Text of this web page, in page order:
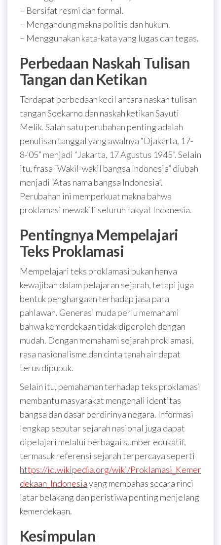
– Bersifat resmi dan formal.
– Mengandung makna politis dan hukum.
– Menggunakan kata-kata yang lugas dan tegas.
Perbedaan Naskah Tulisan
Tangan dan Ketikan
Terdapat perbedaan kecil antara naskah tulisan
tangan Soekarno dan naskah ketikan Sayuti
Melik. Salah satu perubahan penting adalah
penulisan tanggal yang awalnya “Djakarta, 17-
8-’05” menjadi “Jakarta, 17 Agustus 1945”. Selain
itu, frasa “Wakil-wakil bangsa Indonesia” diubah
menjadi “Atas nama bangsa Indonesia”.
Perubahan ini memperkuat makna bahwa
proklamasi mewakili seluruh rakyat Indonesia.
Pentingnya Mempelajari
Teks Proklamasi
Mempelajari teks proklamasi bukan hanya
kewajiban dalam pelajaran sejarah, tetapi juga
bentuk penghargaan terhadap jasa para
pahlawan. Generasi muda perlu memahami
bahwa kemerdekaan tidak diperoleh dengan
mudah. Dengan memahami sejarah proklamasi,
rasa nasionalisme dan cinta tanah air dapat
terus dipupuk.
Selain itu, pemahaman terhadap teks proklamasi
membantu masyarakat mengenali identitas
bangsa dan dasar berdirinya negara. Informasi
lengkap seputar sejarah nasional juga dapat
dipelajari melalui berbagai sumber edukatif,
termasuk referensi sejarah terpercaya seperti
https://id.wikipedia.org/wiki/Proklamasi_Kemer
dekaan_Indonesiayang membahas secara rinci
latar belakang dan peristiwa penting menjelang
kemerdekaan.
Kesimpulan